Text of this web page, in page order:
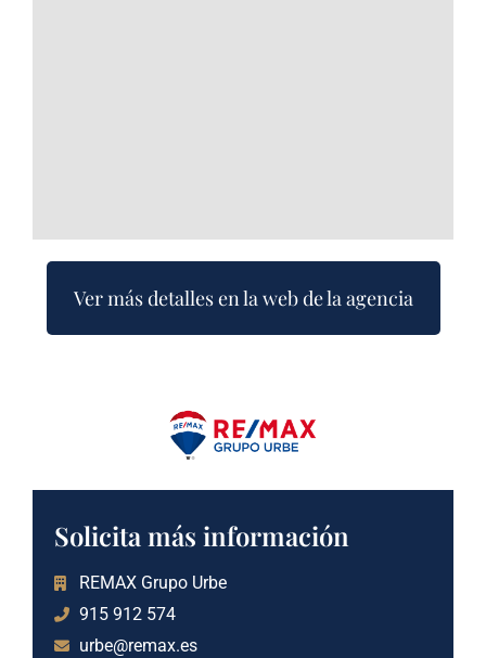
Ver más detalles en la web de la agencia
Solicita más información
REMAX Grupo Urbe
915 912 574
urbe@remax.es